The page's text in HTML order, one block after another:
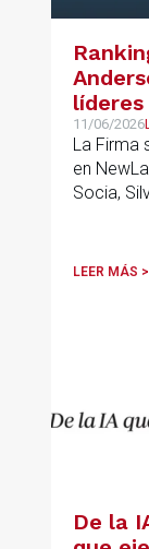
11/06/2026
La Firma
en
Socia,
LEER MÁS
De la